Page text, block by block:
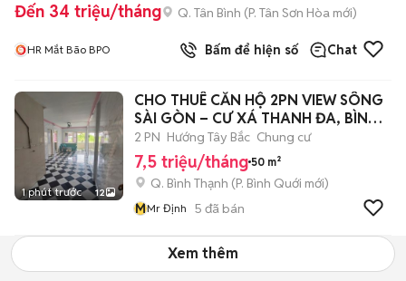
Đến 34 triệu/tháng Q. Tân Bình (P. Tân Sơn Hòa mới)
HR Mắt Bão BPO Bấm để hiện số Chat
1 phút trước 12
CHO THUÊ CĂN HỘ 2PN VIEW SÔNG
SÀI GÒN – CƯ XÁ THANH ĐA, BÌNH
THẠNH
2 PN Hướng Tây Bắc Chung cư
7,5 triệu/tháng 50 m²
Q. Bình Thạnh (P. Bình Quới mới)
MMr Định 5 đã bán
Xem thêm